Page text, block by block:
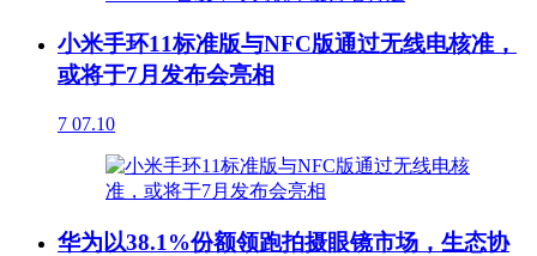
小米手环11标准版与NFC版通过无线电核准，
或将于7月发布会亮相
7 07.10
华为以38.1%份额领跑拍摄眼镜市场，生态协